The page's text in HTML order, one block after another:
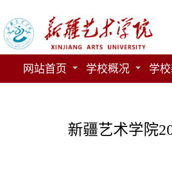
网站首页 学校概况 学
新疆艺术学院